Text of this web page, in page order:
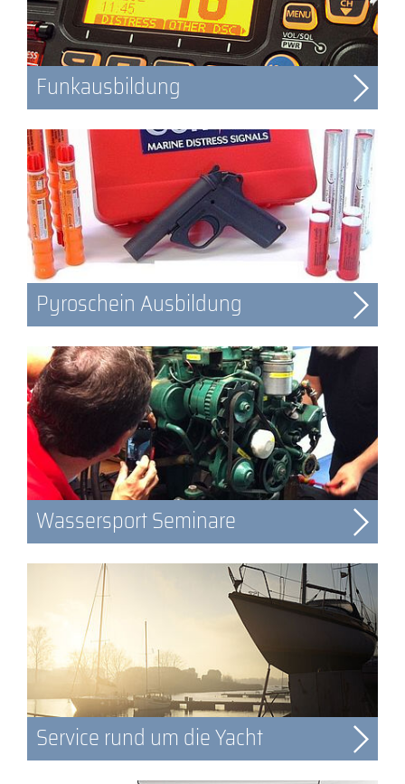
Funkausbildung
Pyroschein Ausbildung
Wassersport Seminare
Service rund um die Yacht